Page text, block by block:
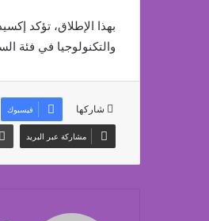
بهذا الإطلاق، تؤكد
والتكنولوجيا في فئة
شاركها فيسبوك
مشاركة عبر البريد